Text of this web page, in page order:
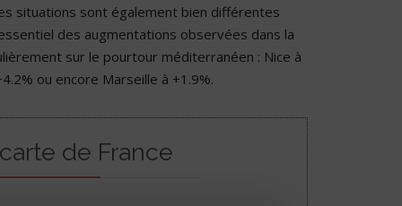
situations sont également bien différentes
des augmentations observées dans la
sur le pourtour méditerranéen : Nice à
ou encore Marseille à +1.9%.
de France